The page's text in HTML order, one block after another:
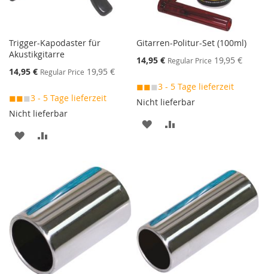
Trigger-Kapodaster für
Akustikgitarre
Special
14,95 € Regular Price 19,95 €
◼◼◼3 - 5 Tage lieferzeit
Nicht lieferbar
MERKEN
HINZUFÜGEN
Gitarren-Politur-Set (100ml)
Special
14,95 € Regular Price 19,95 €
◼◼◼3 - 5 Tage lieferzeit
Nicht lieferbar
MERKEN